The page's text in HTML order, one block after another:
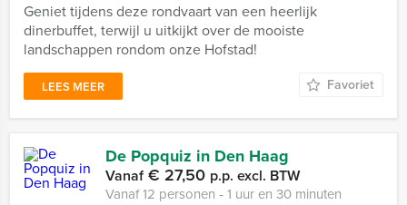
Geniet tijdens deze rondvaart van een heerlijk
dinerbuffet, terwijl u uitkijkt over de mooiste
landschappen rondom onze Hofstad!
LEES MEER Favoriet
De Popquiz in Den Haag
Vanaf€ 27,50 p.p. excl. BTW
Vanaf 12 personen ‐ 1 uur en 30 minuten